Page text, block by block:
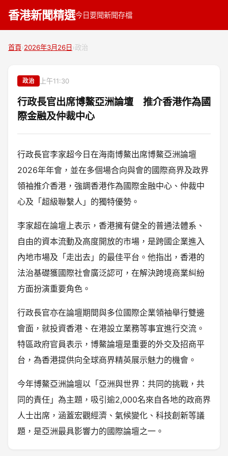
香港新聞精選今日要聞新聞存檔
首頁›2026年3月26日 ›政治
政治 上午11:30
行政長官出席博鰲亞洲論壇 推介香港作為國
際金融及仲裁中心
行政長官李家超今日在海南博鰲出席博鰲亞洲論壇
2026年年會，並在多個場合向與會的國際商界及政界
領袖推介香港，強調香港作為國際金融中心、仲裁中
心及「超級聯繫人」的獨特優勢。
李家超在論壇上表示，香港擁有健全的普通法體系、
自由的資本流動及高度開放的市場，是跨國企業進入
內地市場及「走出去」的最佳平台。他指出，香港的
法治基礎獲國際社會廣泛認可，在解決跨境商業糾紛
方面扮演重要角色。
行政長官亦在論壇期間與多位國際企業領袖舉行雙邊
會面，就投資香港、在港設立業務等事宜進行交流。
特區政府官員表示，博鰲論壇是重要的外交及招商平
台，為香港提供向全球商界精英展示魅力的機會。
今年博鰲亞洲論壇以「亞洲與世界：共同的挑戰，共
同的責任」為主題，吸引逾2,000名來自各地的政商界
人士出席，涵蓋宏觀經濟、氣候變化、科技創新等議
題，是亞洲最具影響力的國際論壇之一。